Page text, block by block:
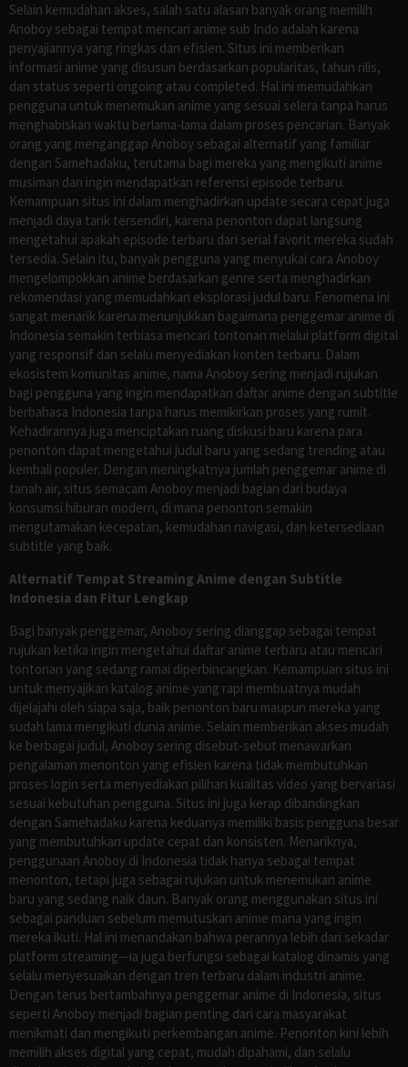
Selain kemudahan akses, salah satu alasan banyak orang memilih
Anoboy sebagai tempat mencari anime sub Indo adalah karena
penyajiannya yang ringkas dan efisien. Situs ini memberikan
informasi anime yang disusun berdasarkan popularitas, tahun rilis,
dan status seperti ongoing atau completed. Hal ini memudahkan
pengguna untuk menemukan anime yang sesuai selera tanpa harus
menghabiskan waktu berlama-lama dalam proses pencarian. Banyak
orang yang menganggap Anoboy sebagai alternatif yang familiar
dengan Samehadaku, terutama bagi mereka yang mengikuti anime
musiman dan ingin mendapatkan referensi episode terbaru.
Kemampuan situs ini dalam menghadirkan update secara cepat juga
menjadi daya tarik tersendiri, karena penonton dapat langsung
mengetahui apakah episode terbaru dari serial favorit mereka sudah
tersedia. Selain itu, banyak pengguna yang menyukai cara Anoboy
mengelompokkan anime berdasarkan genre serta menghadirkan
rekomendasi yang memudahkan eksplorasi judul baru. Fenomena ini
sangat menarik karena menunjukkan bagaimana penggemar anime di
Indonesia semakin terbiasa mencari tontonan melalui platform digital
yang responsif dan selalu menyediakan konten terbaru. Dalam
ekosistem komunitas anime, nama Anoboy sering menjadi rujukan
bagi pengguna yang ingin mendapatkan daftar anime dengan subtitle
berbahasa Indonesia tanpa harus memikirkan proses yang rumit.
Kehadirannya juga menciptakan ruang diskusi baru karena para
penonton dapat mengetahui judul baru yang sedang trending atau
kembali populer. Dengan meningkatnya jumlah penggemar anime di
tanah air, situs semacam Anoboy menjadi bagian dari budaya
konsumsi hiburan modern, di mana penonton semakin
mengutamakan kecepatan, kemudahan navigasi, dan ketersediaan
subtitle yang baik.
Alternatif Tempat Streaming Anime dengan Subtitle
Indonesia dan Fitur Lengkap
Bagi banyak penggemar, Anoboy sering dianggap sebagai tempat
rujukan ketika ingin mengetahui daftar anime terbaru atau mencari
tontonan yang sedang ramai diperbincangkan. Kemampuan situs ini
untuk menyajikan katalog anime yang rapi membuatnya mudah
dijelajahi oleh siapa saja, baik penonton baru maupun mereka yang
sudah lama mengikuti dunia anime. Selain memberikan akses mudah
ke berbagai judul, Anoboy sering disebut-sebut menawarkan
pengalaman menonton yang efisien karena tidak membutuhkan
proses login serta menyediakan pilihan kualitas video yang bervariasi
sesuai kebutuhan pengguna. Situs ini juga kerap dibandingkan
dengan Samehadaku karena keduanya memiliki basis pengguna besar
yang membutuhkan update cepat dan konsisten. Menariknya,
penggunaan Anoboy di Indonesia tidak hanya sebagai tempat
menonton, tetapi juga sebagai rujukan untuk menemukan anime
baru yang sedang naik daun. Banyak orang menggunakan situs ini
sebagai panduan sebelum memutuskan anime mana yang ingin
mereka ikuti. Hal ini menandakan bahwa perannya lebih dari sekadar
platform streaming—ia juga berfungsi sebagai katalog dinamis yang
selalu menyesuaikan dengan tren terbaru dalam industri anime.
Dengan terus bertambahnya penggemar anime di Indonesia, situs
seperti Anoboy menjadi bagian penting dari cara masyarakat
menikmati dan mengikuti perkembangan anime. Penonton kini lebih
memilih akses digital yang cepat, mudah dipahami, dan selalu